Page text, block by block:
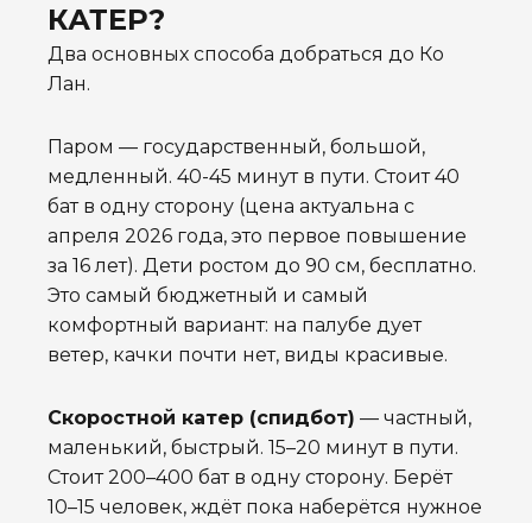
КАТЕР?
Два основных способа добраться до Ко
Лан.
Паром — государственный, большой,
медленный. 40-45 минут в пути. Стоит 40
бат в одну сторону (цена актуальна с
апреля 2026 года, это первое повышение
за 16 лет). Дети ростом до 90 см, бесплатно.
Это самый бюджетный и самый
комфортный вариант: на палубе дует
ветер, качки почти нет, виды красивые.
Скоростной катер (спидбот) — частный,
маленький, быстрый. 15–20 минут в пути.
Стоит 200–400 бат в одну сторону. Берёт
10–15 человек, ждёт пока наберётся нужное